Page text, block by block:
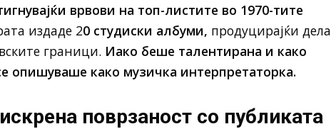
врвови на топ-листите во 1970-тите
издаде 20 студиски албуми, продуцирајќи дела
граници. Иако беше талентирана и како
опишуваше како музичка интерпретаторка.
поврзаност со публиката